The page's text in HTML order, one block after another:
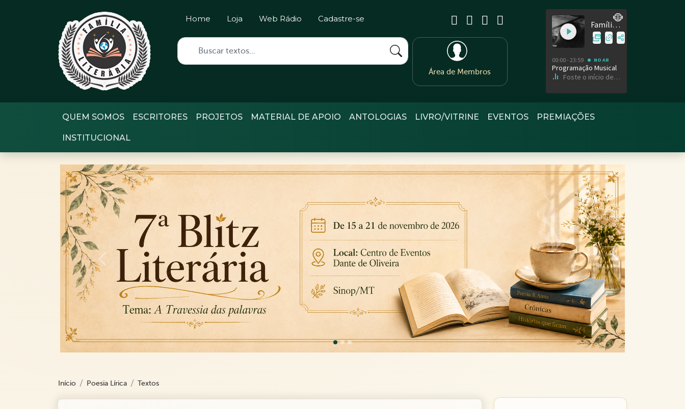
Home Loja Web Rádio Cadastre-se
Área de Membros
QUEM SOMOS ESCRITORES PROJETOS MATERIAL DE APOIO ANTOLOGIAS LIVRO/VITRINE EVENTOS PREMIAÇÕES
INSTITUCIONAL
Previous Next
Início Poesia Lírica Textos